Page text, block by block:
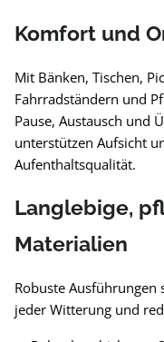
Komfort und
Mit Bänken, Tischen,
Fahrradständern und
Pause, Austausch und
unterstützen Aufsicht
Aufenthaltsqualität.
Langlebige,
Materialien
Robuste Ausführungen
jeder Witterung und